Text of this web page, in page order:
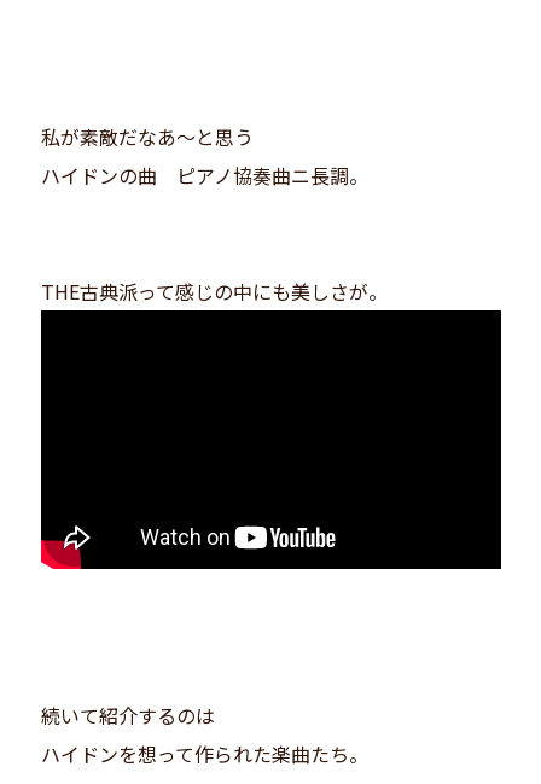
私が素敵だなあ〜と思う
ハイドンの曲 ピアノ協奏曲ニ長調。
THE古典派って感じの中にも美しさが。
続いて紹介するのは
ハイドンを想って作られた楽曲たち。